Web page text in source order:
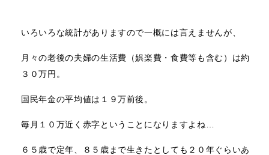
いろいろな統計がありますので一概には言えませんが、
月々の老後の夫婦の生活費（娯楽費・食費等も含む）は約
３０万円。
国民年金の平均値は１９万前後。
毎月１０万近く赤字ということになりますよね…
６５歳で定年、８５歳まで生きたとしても２０年ぐらいあ